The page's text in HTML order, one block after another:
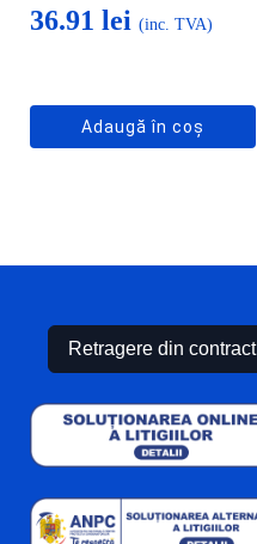
36.91 lei (inc. TVA)
Adaugă în coș
Retragere din contract